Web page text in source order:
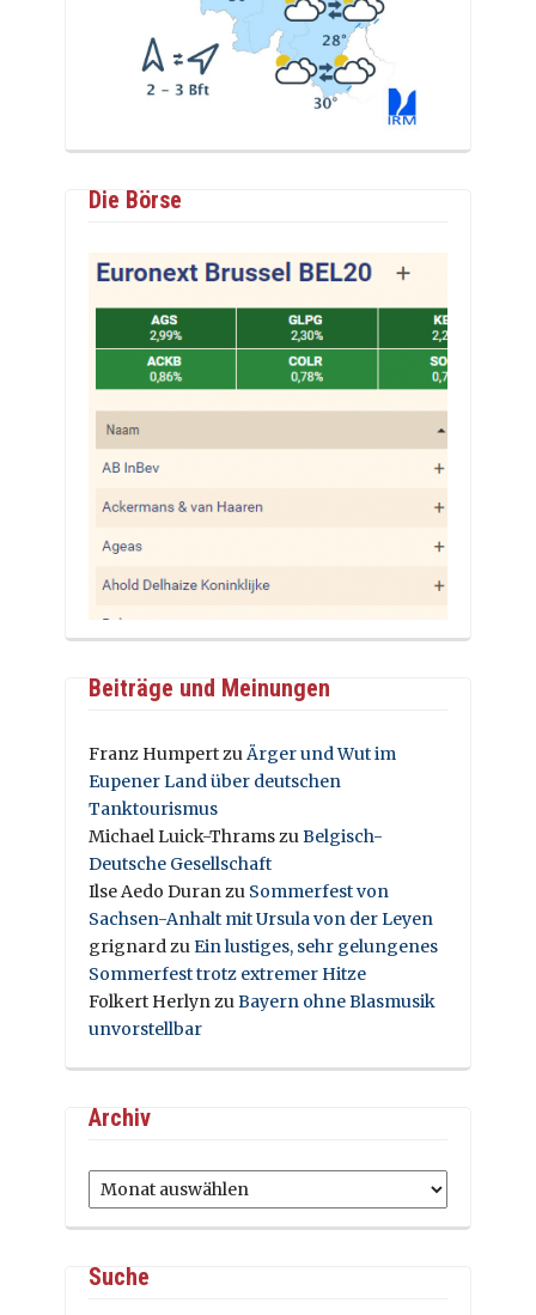
Die Börse
Beiträge und Meinungen
Franz HumpertzuÄrger und Wut im
Eupener Land über deutschen
Tanktourismus
Michael Luick-ThramszuBelgisch-
Deutsche Gesellschaft
Ilse Aedo Duranzu Sommerfest von
Sachsen-Anhalt mit Ursula von der Leyen
grignardzuEin lustiges, sehr gelungenes
Sommerfest trotz extremer Hitze
Folkert HerlynzuBayern ohne Blasmusik
unvorstellbar
Archiv
Archiv
Suche